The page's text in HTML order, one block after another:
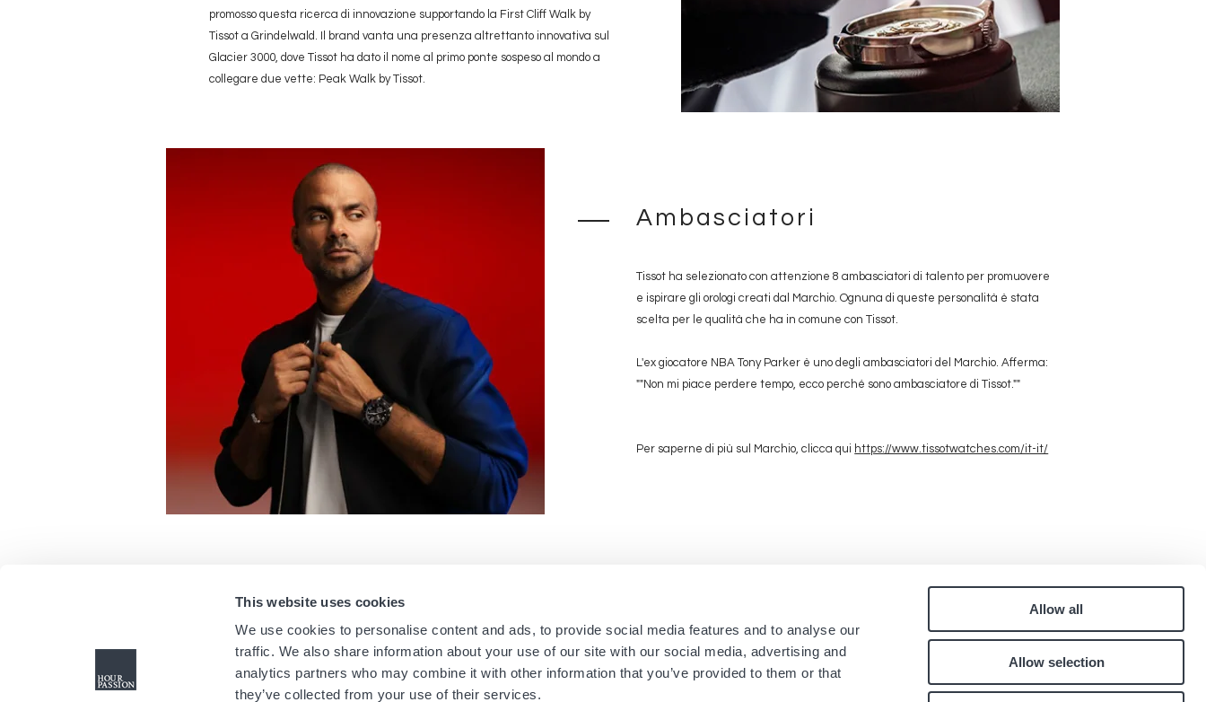
This website uses cookies
We use cookies to personalise content and ads, to provide social media features and to analyse our
traffic. We also share information about your use of our site with our social media, advertising and
analytics partners who may combine it with other information that you’ve provided to them or that
they’ve collected from your use of their services.
Allow all
Allow selection
promosso questa ricerca di innovazione supportando la First Cliff Walk by
Tissot a Grindelwald. Il brand vanta una presenza altrettanto innovativa sul
Glacier 3000, dove Tissot ha dato il nome al primo ponte sospeso al mondo a
collegare due vette: Peak Walk by Tissot.
Ambasciatori
Tissot ha selezionato con attenzione 8 ambasciatori di talento per promuovere
e ispirare gli orologi creati dal Marchio. Ognuna di queste personalità è stata
scelta per le qualità che ha in comune con Tissot.
L'ex giocatore NBA Tony Parker è uno degli ambasciatori del Marchio. Afferma:
""Non mi piace perdere tempo, ecco perché sono ambasciatore di Tissot.""
Per saperne di più sul Marchio, clicca qui https://www.tissotwatches.com/it-it/
Navigation
principale
Home
Marchi
Menu
footer
Newsletter dei negozi
Pied